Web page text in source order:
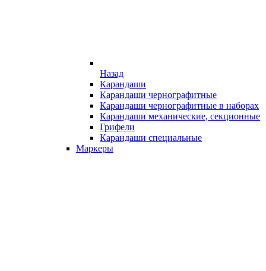
Назад
Карандаши
Карандаши чернографитные
Карандаши чернографитные в наборах
Карандаши механические, секционные
Грифели
Карандаши специальные
Маркеры